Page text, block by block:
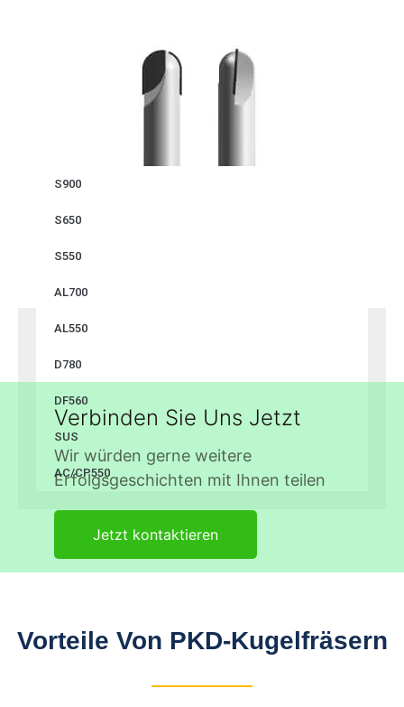
S900
S650
S550
AL700
AL550
D780
DF560
SUS
AC/CP550
Verbinden Sie Uns Jetzt
Wir würden gerne weitere
Erfolgsgeschichten mit Ihnen teilen
Jetzt kontaktieren
Vorteile Von PKD-Kugelfräsern